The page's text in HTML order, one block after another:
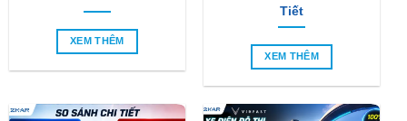
XEM THÊM
Tiết
XEM THÊM